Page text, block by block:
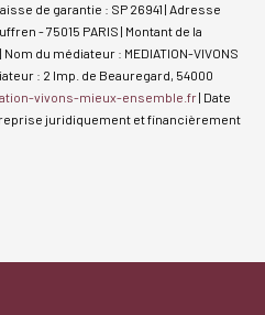
de garantie : SP 26941 | Adresse
- 75015 PARIS | Montant de la
du médiateur : MEDIATION-VIVONS
: 2 Imp. de Beauregard, 54000
vivons-mieux-ensemble.fr| Date
juridiquement et financièrement